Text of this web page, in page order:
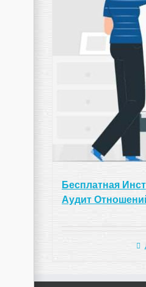
Бесплатная
Аудит